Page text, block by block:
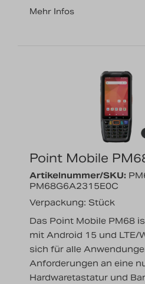
Mehr Infos
Point Mobile
Artikelnummer/SKU:
PM68G6A2315E0C
Verpackung: Stück
Das Point Mobile PM68
mit Android 15 und LTE/
sich für alle
Anforderungen an eine
Hardwaretastatur und